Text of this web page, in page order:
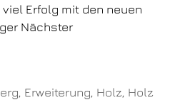
Erfolg mit den neuen
Nächster
, Erweiterung, Holz, Holz